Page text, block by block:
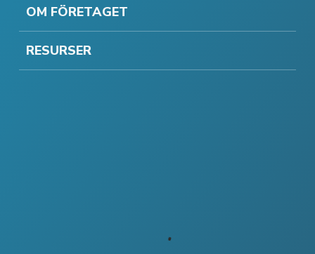
OM FÖRETAGET
RESURSER